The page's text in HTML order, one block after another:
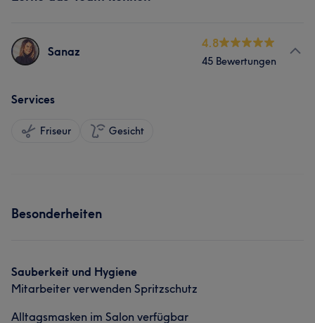
Sanaz
4.8
45 Bewertungen
Services
Friseur Gesicht
Besonderheiten
Sauberkeit und Hygiene
Mitarbeiter verwenden Spritzschutz
Alltagsmasken im Salon verfügbar